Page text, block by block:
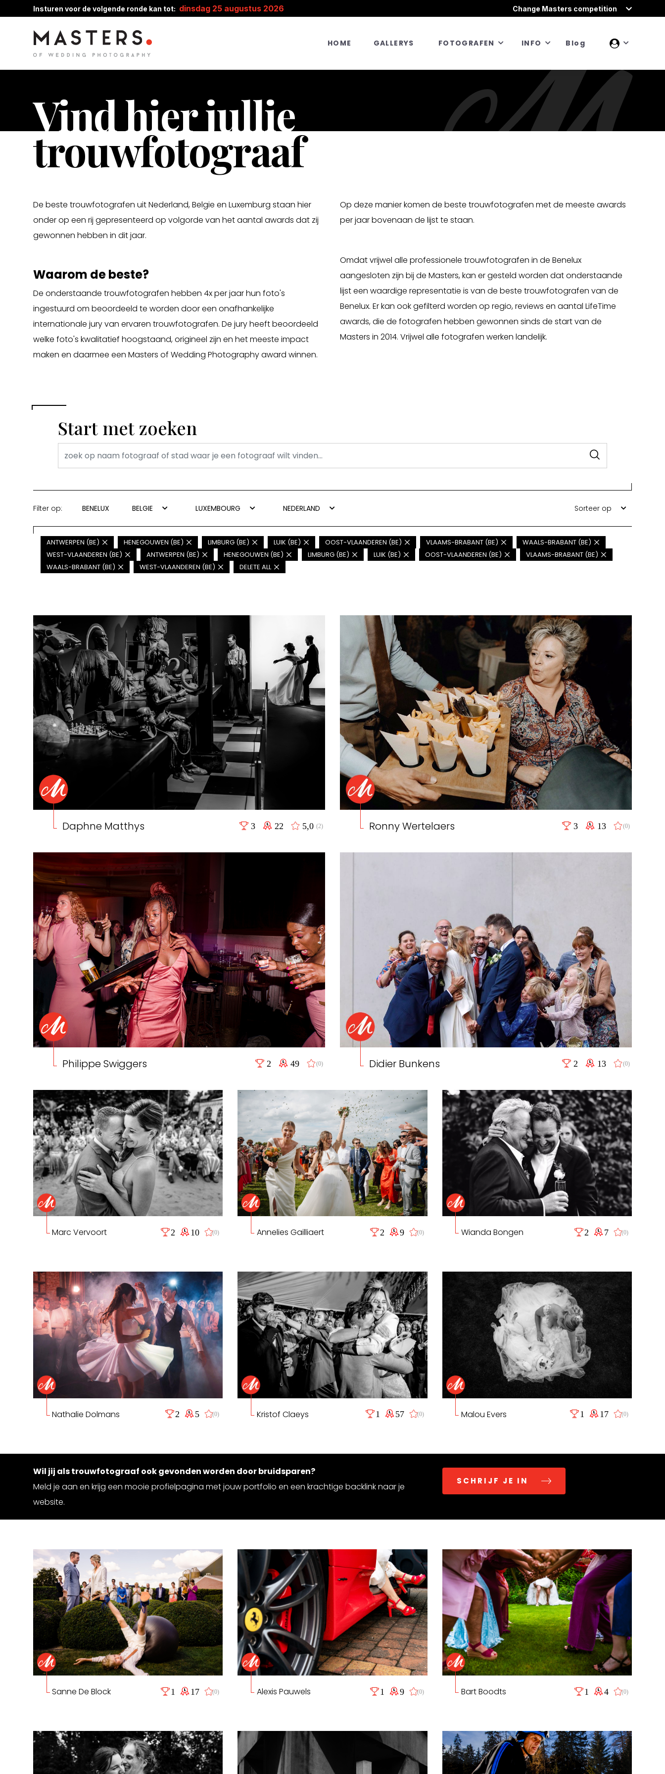
Insturen voor de volgende ronde kan tot: dinsdag 25 augustus 2026 Change Masters competition
HOME GALLERYS FOTOGRAFEN INFO Blog
Vind hier jullie
trouwfotograaf
De beste trouwfotografen uit Nederland, Belgie en Luxemburg staan hier
onder op een rij gepresenteerd op volgorde van het aantal awards dat zij
gewonnen hebben in dit jaar.
Waarom de beste?
De onderstaande trouwfotografen hebben 4x per jaar hun foto's
ingestuurd om beoordeeld te worden door een onafhankelijke
internationale jury van ervaren trouwfotografen. De jury heeft beoordeeld
welke foto's kwalitatief hoogstaand, origineel zijn en het meeste impact
maken en daarmee een Masters of Wedding Photography award winnen.
Op deze manier komen de beste trouwfotografen met de meeste awards
per jaar bovenaan de lijst te staan.
Omdat vrijwel alle professionele trouwfotografen in de Benelux
aangesloten zijn bij de Masters, kan er gesteld worden dat onderstaande
lijst een waardige representatie is van de beste trouwfotografen van de
Benelux. Er kan ook gefilterd worden op regio, reviews en aantal LifeTime
awards, die de fotografen hebben gewonnen sinds de start van de
Masters in 2014. Vrijwel alle fotografen werken landelijk.
Start met zoeken
Filter op: BENELUX BELGIE LUXEMBOURG NEDERLAND Sorteer op
ANTWERPEN (BE) HENEGOUWEN (BE) LIMBURG (BE) LUIK (BE) OOST-VLAANDEREN (BE) VLAAMS-BRABANT (BE)
WAALS-BRABANT (BE)
WEST-VLAANDEREN (BE)
ANTWERPEN (BE) HENEGOUWEN (BE) LIMBURG (BE) LUIK (BE) OOST-VLAANDEREN (BE)
VLAAMS-BRABANT (BE)
WAALS-BRABANT (BE)
WEST-VLAANDEREN (BE) DELETE ALL
Daphne Matthys 3 22 5,0(2) Ronny Wertelaers 3 13 (0)
Philippe Swiggers 2 49 (0) Didier Bunkens 2 13 (0)
Marc Vervoort 2 10 (0) Annelies Gailliaert 2 9 (0) Wianda Bongen 2 7 (0)
Nathalie Dolmans 2 5 (0) Kristof Claeys 1 57 (0) Malou Evers 1 17 (0)
Wil jij als trouwfotograaf ook gevonden worden door bruidsparen?
Meld je aan en krijg een mooie profielpagina met jouw portfolio en een krachtige backlink naar je
website.
SCHRIJF JE IN
Sanne De Block 1 17 (0) Alexis Pauwels 1 9 (0) Bart Boodts 1 4 (0)